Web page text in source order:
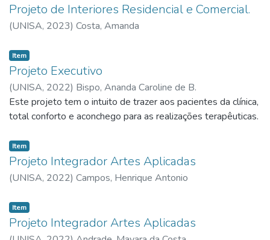
Projeto de Interiores Residencial e Comercial.
(UNISA, 2023) Costa, Amanda
Item
Projeto Executivo
(UNISA, 2022) Bispo, Ananda Caroline de B.
Este projeto tem o intuito de trazer aos pacientes da clínica,
total conforto e aconchego para as realizações terapêuticas.
Item
Projeto Integrador Artes Aplicadas
(UNISA, 2022) Campos, Henrique Antonio
Item
Projeto Integrador Artes Aplicadas